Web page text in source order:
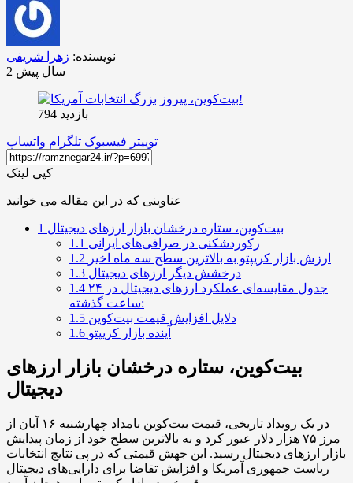
نویسنده: زهرا شریفی
2 سال پیش
بازدید 794
توییتر فیسبوک تلگرام واتساپ
کپی لینک
عناوینی که در این مقاله می خوانید
1 بیت‌کوین، ستاره درخشان بازار ارزهای دیجیتال
1.1 رکوردشکنی در صرافی‌های ایرانی
1.2 ارزش بازار کریپتو به بالاترین سطح سه ماه اخیر
1.3 درخشش دیگر ارزهای دیجیتال
1.4
ساعت گذشته:
1.5 دلایل افزایش قیمت بیت‌کوین
1.6 آینده بازار کریپتو
بیت‌کوین، ستاره درخشان بازار ارزهای
دیجیتال
در یک رویداد تاریخی، قیمت بیت‌کوین بامداد چهارشنبه ۱۶ آبان از
مرز ۷۵ هزار دلار عبور کرد و به بالاترین سطح خود از زمان پیدایش
بازار ارزهای دیجیتال رسید. این جهش قیمتی که در پی نتایج انتخابات
ریاست جمهوری آمریکا و افزایش تقاضا برای دارایی‌های دیجیتال